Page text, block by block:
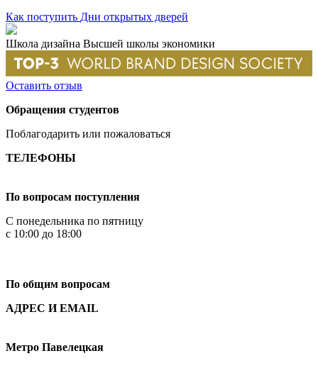
Как поступить Дни открытых дверей
Школа дизайна Высшей школы экономики
Оставить отзыв
Обращения студентов
Поблагодарить или пожаловаться
ТЕЛЕФОНЫ
По вопросам поступления
С понедельника по пятницу
с 10:00 до 18:00
По общим вопросам
АДРЕС И EMAIL
Метро Павелецкая